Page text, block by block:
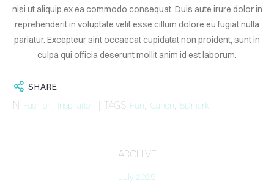
nisi ut aliquip ex ea commodo consequat. Duis aute irure dolor in
reprehenderit in voluptate velit esse cillum dolore eu fugiat nulla
pariatur. Excepteur sint occaecat cupidatat non proident, sunt in
culpa qui officia deserunt mollit anim id est laborum.
SHARE
IN Fashion, Inspiration | TAGS Fun, Canon, 5DmarkII
ARCHIVE
July 2025